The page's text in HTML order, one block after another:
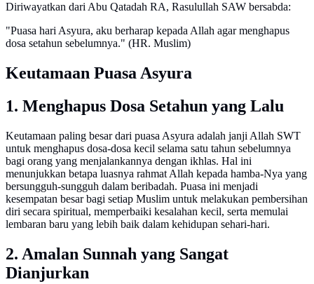
Diriwayatkan dari Abu Qatadah RA, Rasulullah SAW bersabda:
"Puasa hari Asyura, aku berharap kepada Allah agar menghapus
dosa setahun sebelumnya." (HR. Muslim)
Keutamaan Puasa Asyura
1. Menghapus Dosa Setahun yang Lalu
Keutamaan paling besar dari puasa Asyura adalah janji Allah SWT
untuk menghapus dosa-dosa kecil selama satu tahun sebelumnya
bagi orang yang menjalankannya dengan ikhlas. Hal ini
menunjukkan betapa luasnya rahmat Allah kepada hamba-Nya yang
bersungguh-sungguh dalam beribadah. Puasa ini menjadi
kesempatan besar bagi setiap Muslim untuk melakukan pembersihan
diri secara spiritual, memperbaiki kesalahan kecil, serta memulai
lembaran baru yang lebih baik dalam kehidupan sehari-hari.
2. Amalan Sunnah yang Sangat
Dianjurkan